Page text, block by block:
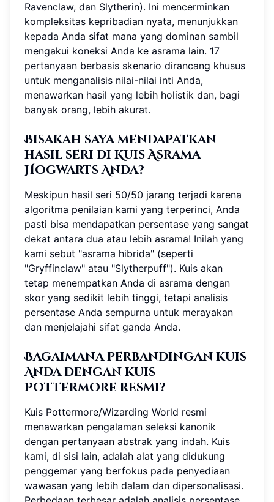
Ravenclaw, dan Slytherin). Ini mencerminkan
kompleksitas kepribadian nyata, menunjukkan
kepada Anda sifat mana yang dominan sambil
mengakui koneksi Anda ke asrama lain. 17
pertanyaan berbasis skenario dirancang khusus
untuk menganalisis nilai-nilai inti Anda,
menawarkan hasil yang lebih holistik dan, bagi
banyak orang, lebih akurat.
Bisakah saya mendapatkan
hasil seri di Kuis Asrama
Hogwarts Anda?
Meskipun hasil seri 50/50 jarang terjadi karena
algoritma penilaian kami yang terperinci, Anda
pasti bisa mendapatkan persentase yang sangat
dekat antara dua atau lebih asrama! Inilah yang
kami sebut "asrama hibrida" (seperti
"Gryffinclaw" atau "Slytherpuff"). Kuis akan
tetap menempatkan Anda di asrama dengan
skor yang sedikit lebih tinggi, tetapi analisis
persentase Anda sempurna untuk merayakan
dan menjelajahi sifat ganda Anda.
Bagaimana perbandingan kuis
Anda dengan kuis
Pottermore resmi?
Kuis Pottermore/Wizarding World resmi
menawarkan pengalaman seleksi kanonik
dengan pertanyaan abstrak yang indah. Kuis
kami, di sisi lain, adalah alat yang didukung
penggemar yang berfokus pada penyediaan
wawasan yang lebih dalam dan dipersonalisasi.